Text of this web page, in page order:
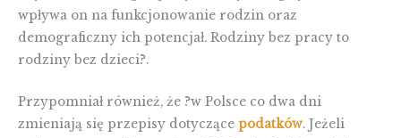
wpływa on na funkcjonowanie rodzin oraz
demograficzny ich potencjał. Rodziny bez pracy to
rodziny bez dzieci?.
Przypomniał również, że ?w Polsce co dwa dni
zmieniają się przepisy dotyczące podatków. Jeżeli